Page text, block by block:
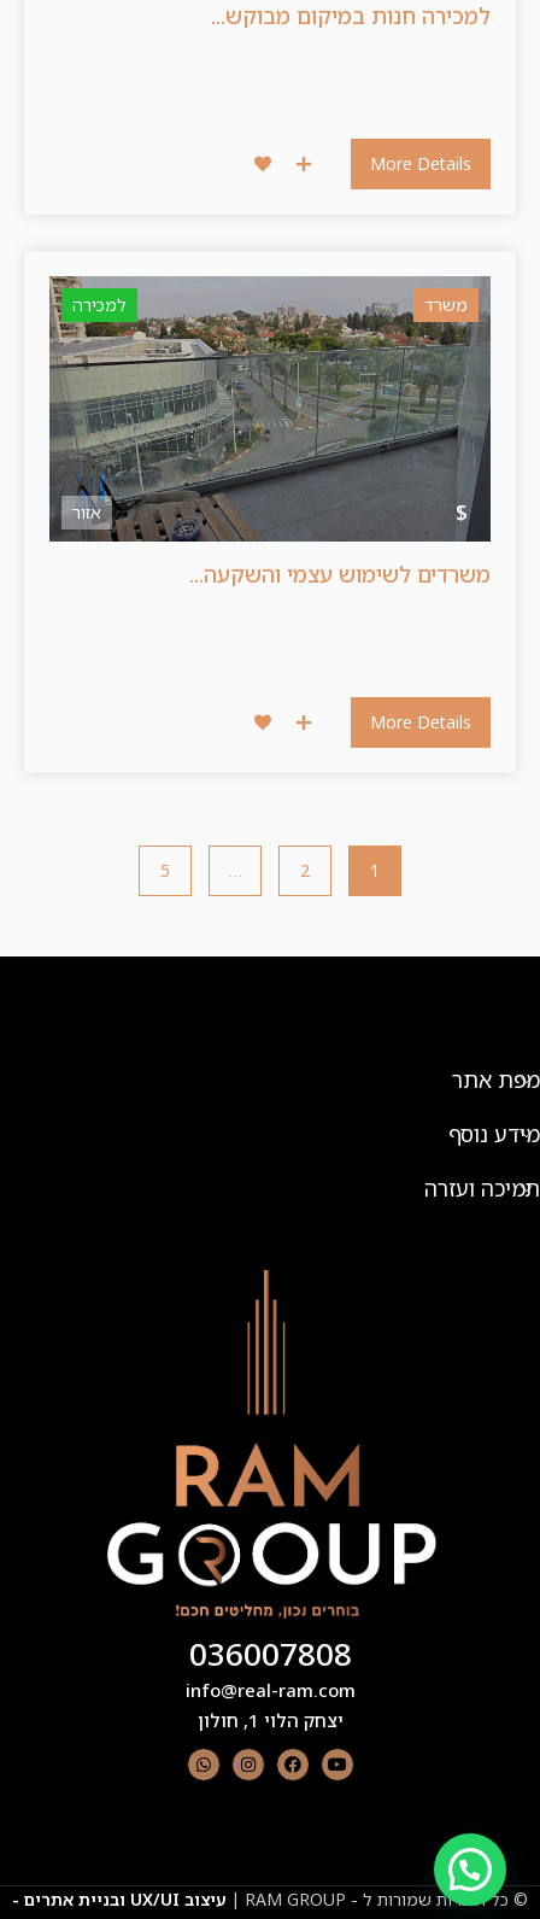
למכירה חנות במיקום מבוקש...
More Details
למכירה משרד
אזור $
משרדים לשימוש עצמי והשקעה...
More Details
1
2
…
5
מפת אתר
מידע נוסף
תמיכה ועזרה
036007808
info@real-ram.com
יצחק הלוי 1, חולון
© כל הזכויות שמורות ל - RAM GROUP |
עיצוב UX/UI ובניית אתרים -